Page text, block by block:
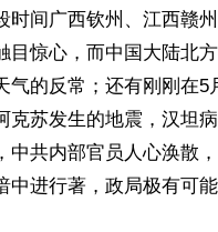
时间广西钦州、江西赣
目惊心，而中国大陆北
气的反常；还有刚刚在5
克苏发生的地震，汉坦
中共内部官员人心涣散
中进行著，政局极有可